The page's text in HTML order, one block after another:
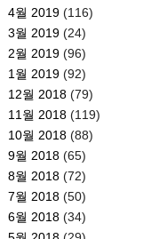
4월 2019(116)
3월 2019(24)
2월 2019(96)
1월 2019(92)
12월 2018(79)
11월 2018(119)
10월 2018(88)
9월 2018(65)
8월 2018(72)
7월 2018(50)
6월 2018(34)